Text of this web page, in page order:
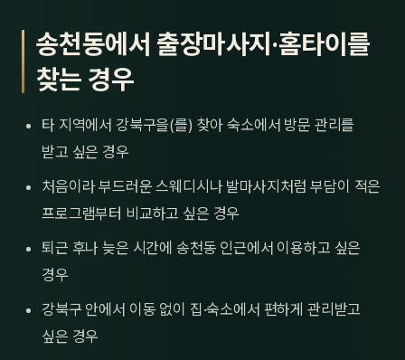
송천동에서 출장마사지·홈타이를
찾는 경우
타 지역에서 강북구을(를) 찾아 숙소에서 방문 관리를
받고 싶은 경우
처음이라 부드러운 스웨디시나 발마사지처럼 부담이 적은
프로그램부터 비교하고 싶은 경우
퇴근 후나 늦은 시간에 송천동 인근에서 이용하고 싶은
경우
강북구 안에서 이동 없이 집·숙소에서 편하게 관리받고
싶은 경우